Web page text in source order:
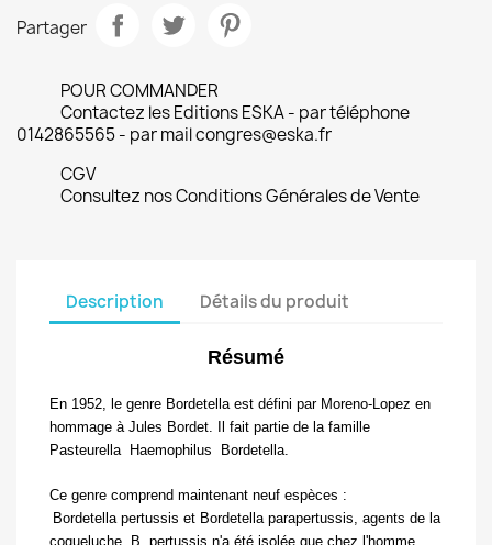
Partager
POUR COMMANDER
Contactez les Editions ESKA - par téléphone
0142865565 - par mail congres@eska.fr
CGV
Consultez nos Conditions Générales de Vente
Description Détails du produit
Résumé
En 1952, le genre Bordetella est défini par Moreno-Lopez en
hommage à Jules Bordet. Il fait partie de la famille
Pasteurella Haemophilus Bordetella.
Ce genre comprend maintenant neuf espèces :
Bordetella pertussis et Bordetella parapertussis, agents de la
coqueluche. B. pertussis n'a été isolée que chez l'homme,